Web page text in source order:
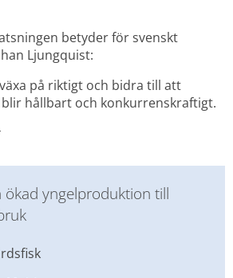
betyder för svenskt
Ljungquist:
på riktigt och bidra till att
hållbart och konkurrenskraftigt.
yngelproduktion till